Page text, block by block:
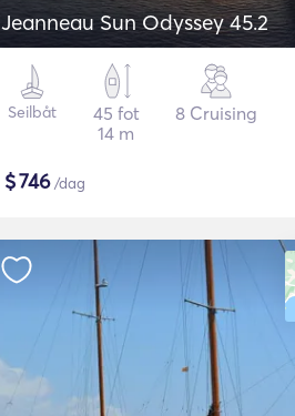
Jeanneau Sun Odyssey 45.2
Seilbåt
45 fot
14 m
8 Cruising
$746/dag